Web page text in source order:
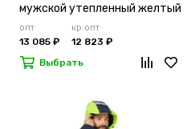
мужской утепленный желтый
с п/к
опт
13 085 ₽
кр.опт
12 823 ₽
Выбрать